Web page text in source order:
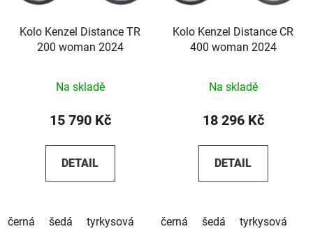
Kolo Kenzel Distance TR
200 woman 2024
Na skladě
15 790 Kč
DETAIL
černá šedá tyrkysová
Kolo Kenzel Distance CR
400 woman 2024
Na skladě
18 296 Kč
DETAIL
černá šedá tyrkysová